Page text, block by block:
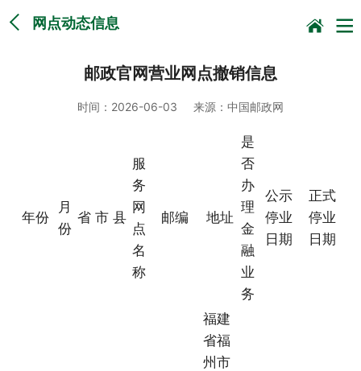
网点动态信息
邮政官网营业网点撤销信息
时间： 2026-06-03 来源： 中国邮政网
年份
月
份
省 市 县
服
务
网
点
名
称
邮编 地址
是
否
办
理
金
融
业
务
公示
停业
日期
正式
停业
日期
福建
省福
州市